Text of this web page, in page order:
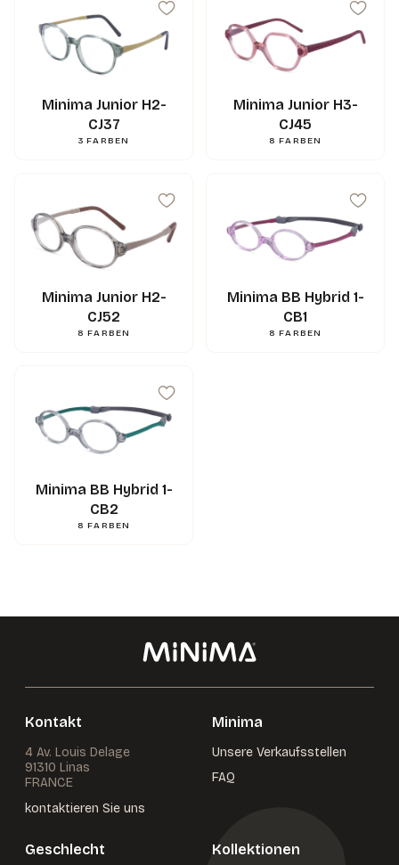
18 mm
130 mm
0.000000
Minima Junior H2-
CJ37
3 FARBEN
Minima Junior H3-
CJ45
8 FARBEN
Minima Junior H2-
CJ52
8 FARBEN
Minima BB Hybrid 1-
CB1
8 FARBEN
Minima BB Hybrid 1-
CB2
8 FARBEN
Kontakt
4 Av. Louis Delage
91310 Linas
FRANCE
kontaktieren Sie uns
Minima
Unsere Verkaufsstellen
FAQ
Geschlecht Kollektionen